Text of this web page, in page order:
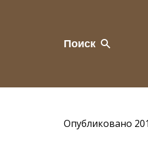
Поиск
Опубликовано